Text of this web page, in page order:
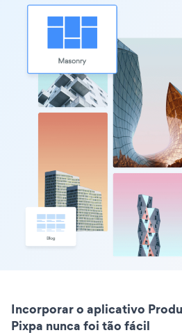
Incorporar o aplicativo
Pixpa nunca foi tão fácil